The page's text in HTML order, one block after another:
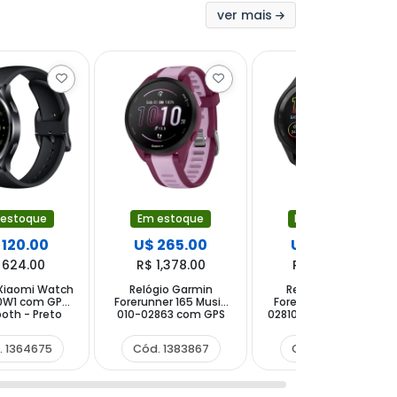
ver mais
624.00
Watch
com GPS
- Preto
1364675
Em estoque
U$ 265.00
R$ 1,378.00
Relógio Garmin
Forerunner 165 Music
010-02863 com GPS
Cód. 1383867
Em estoque
U$ 370.00
R$ 1,924.00
Relógio Garmin
Forerunner 265 010-
02810 com GPS Wi-Fi -
Cód. 1366136